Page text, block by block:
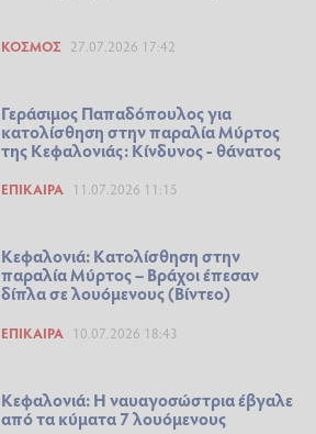
ΚΌΣΜΟΣ 27.07.2026 17:42
Γεράσιμος Παπαδόπουλος για
κατολίσθηση στην παραλία Μύρτος
της Κεφαλονιάς: Κίνδυνος - θάνατος
ΕΠΊΚΑΙΡΑ 11.07.2026 11:15
Κεφαλονιά: Κατολίσθηση στην
παραλία Μύρτος – Βράχοι έπεσαν
δίπλα σε λουόμενους (Βίντεο)
ΕΠΊΚΑΙΡΑ 10.07.2026 18:43
Κεφαλονιά: Η ναυαγοσώστρια έβγαλε
από τα κύματα 7 λουόμενους